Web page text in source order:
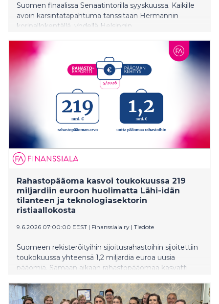
Suomen finaalissa Senaatintorilla syyskuussa. Kaikille
avoin karsintatapahtuma tanssitaan Hermannin
koripallokentällä, yhdellä Helsingin
Tapahtuma on osa Helsinki-päivän ohjelmistoa.
Rahastopääoma kasvoi toukokuussa 219
miljardiin euroon huolimatta Lähi-idän
tilanteen ja teknologiasektorin
ristiaallokosta
9.6.2026 07:00:00 EEST | Finanssiala ry | Tiedote
Suomeen rekisteröityihin sijoitusrahastoihin sijoitettiin
toukokuussa yhteensä 1,2 miljardia euroa uusia
pääomia. Samaan aikaan rahastopääomaa kasvatti
rahastopääoman arvo oli kuukauden lopussa 219
miljardia euroa.